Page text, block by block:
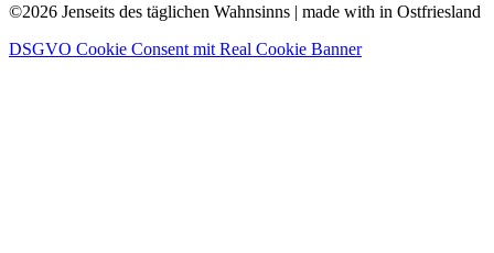
©2026 Jenseits des täglichen Wahnsinns | made with in Ostfriesland
DSGVO Cookie Consent mit Real Cookie Banner